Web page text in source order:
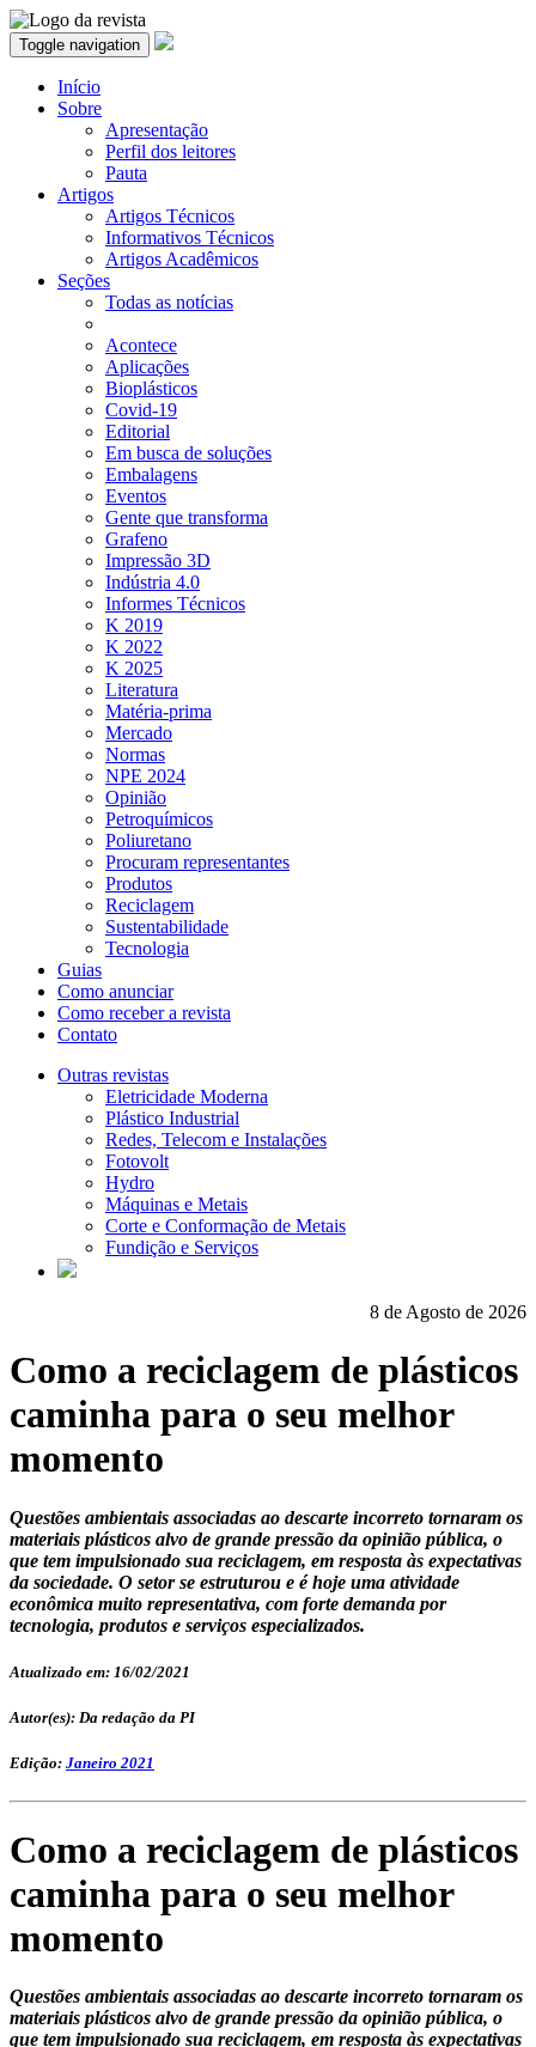
Toggle navigation
Início
Sobre
Apresentação
Perfil dos leitores
Pauta
Artigos
Artigos Técnicos
Informativos Técnicos
Artigos Acadêmicos
Seções
Todas as notícias
Acontece
Aplicações
Bioplásticos
Covid-19
Editorial
Em busca de soluções
Embalagens
Eventos
Gente que transforma
Grafeno
Impressão 3D
Indústria 4.0
Informes Técnicos
K 2019
K 2022
K 2025
Literatura
Matéria-prima
Mercado
Normas
NPE 2024
Opinião
Petroquímicos
Poliuretano
Procuram representantes
Produtos
Reciclagem
Sustentabilidade
Tecnologia
Guias
Como anunciar
Como receber a revista
Contato
Outras revistas
Eletricidade Moderna
Plástico Industrial
Redes, Telecom e Instalações
Fotovolt
Hydro
Máquinas e Metais
Corte e Conformação de Metais
Fundição e Serviços
8 de Agosto de 2026
Como a reciclagem de plásticos
caminha para o seu melhor
momento
Questões ambientais associadas ao descarte incorreto tornaram os
materiais plásticos alvo de grande pressão da opinião pública, o
que tem impulsionado sua reciclagem, em resposta às expectativas
da sociedade. O setor se estruturou e é hoje uma atividade
econômica muito representativa, com forte demanda por
tecnologia, produtos e serviços especializados.
Atualizado em: 16/02/2021
Autor(es): Da redação da PI
Edição: Janeiro 2021
Como a reciclagem de plásticos
caminha para o seu melhor
momento
Questões ambientais associadas ao descarte incorreto tornaram os
materiais plásticos alvo de grande pressão da opinião pública, o
que tem impulsionado sua reciclagem, em resposta às expectativas